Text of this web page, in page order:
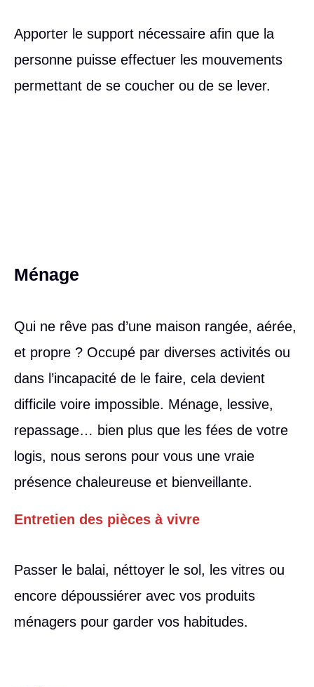
Apporter le support nécessaire afin que la
personne puisse effectuer les mouvements
permettant de se coucher ou de se lever.
Ménage
Qui ne rêve pas d’une maison rangée, aérée,
et propre ? Occupé par diverses activités ou
dans l’incapacité de le faire, cela devient
difficile voire impossible. Ménage, lessive,
repassage… bien plus que les fées de votre
logis, nous serons pour vous une vraie
présence chaleureuse et bienveillante.
Entretien des pièces à vivre
Passer le balai, néttoyer le sol, les vitres ou
encore dépoussiérer avec vos produits
ménagers pour garder vos habitudes.